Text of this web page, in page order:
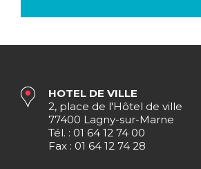
HOTEL DE VILLE
2, place de l'Hôtel de ville
77400 Lagny-sur-Marne
Tél. : 01 64 12 74 00
Fax : 01 64 12 74 28